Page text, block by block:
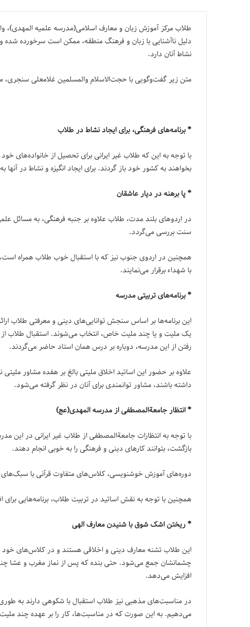
طلاب مرکز آموزش زبان و معارف اسلامی(مدرسه علمیه المهدی)،
دلیل ناآشنایی با زبان و فرهنگ منطقه، ممکن است سرخورده شده
نشاط آنان دارد.
متن زیر گفت‌وگویی با حجت‌الاسلام والمسلمین غلامعلی
* برنامه‌های فرهنگی، برای ایجاد نشاط در طلاب
با توجه به این که طلاب غیر ایرانی برای تحصیل از خانواده‌های
بخواهند به کشور خود باز گردند. برای ایجاد انگیزه و نشاط در
* پا برهنه در دیار عاشقان
در اردوهای بلند مدت، طلاب علاوه بر جنبه فرهنگی، به مسائل
سنت بررسی می‌گردد.
همچنین در اردوی جنوب نیز که با استقبال خوب طلاب همراه
با شهداء برقرار می‌نمایند.
* برنامه‌های تربیتی مدرسه
این برنامه‌ها بر اساس سنجش توانایی‌های دینی و معرفتی طلاب
یک ملیت و یا چند ملیت خاص، انتخاب می‌شوند. استقبال طلاب
رفتن از این مدرسه، دوباره بر درس همان استاد حاضر می‌گردند.
علاوه بر حضور این اساتید اخلاق ملیتی بالغ بر هفده مشاور
داشته باشند، مشاور توانمندی برای آنان در نظر گرفته می‌شود.
* انتظار جامعةالمصطفی از مدرسه المهدی‌(عج)
با توجه به انتظارات جامعة‌المصطفی از طلاب غیر ایرانی در این
بازگشت، بتوانند کارهای دینی و فرهنگی را به خوبی انجام دهند.
دوره‌های آموزش خوشنویسی، کلاس‌های متفاوت قرآنی با سبک‌های
همچنین با توجه به نقش اساتید در تربیت طلاب، برنامه‌هایی
* ریختن اشک شوق با شنیدن معارف الهی
این طلاب تشنه معارف دینی و اخلاقی هستند و در کلاس‌های خود
چشمانشان جمع می‌شود. حتی بنده که پس از نماز مغرب و عشا چند
افزایش می‌دهد.
در مناسبت‌های مذهبی نیز طلاب استقبال با شکوهی دارند به طوری
می‌دهیم. به این صورت که در مناسبت‌ها، کار را بر عهده چند ملیت